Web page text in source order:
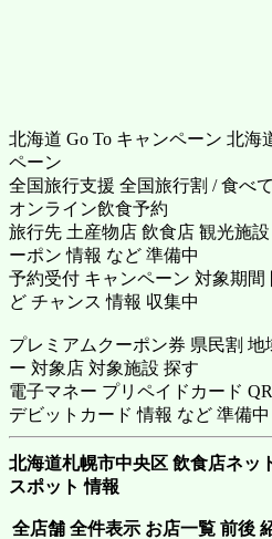
北海道 Go To キャンペーン 北海
ペーン
全国旅行支援 全国旅行割 / 食べ
オンライン飲食予約
旅行先 土産物店 飲食店 観光施
ーポン 情報 など 準備中
予約受付 キャンペーン 対象期
ど チャンス 情報 収集中
プレミアムクーポン券 県民割 地
ー 対象店 対象施設 探す
電子マネー プリペイドカード
デビットカード 情報 など 準備中
北海道札幌市中央区 飲食店ネッ
スポット 情報
全店舗 全件表示 お店一覧 前後